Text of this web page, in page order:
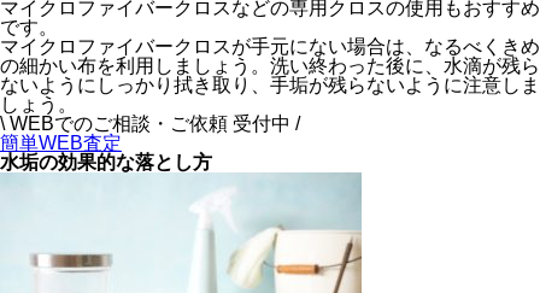
マイクロファイバークロスなどの専用クロスの使用もおすすめ
です。
マイクロファイバークロスが手元にない場合は、なるべくきめ
の細かい布を利用しましょう。洗い終わった後に、水滴が残ら
ないようにしっかり拭き取り、手垢が残らないように注意しま
しょう。
\ WEBでのご相談・ご依頼 受付中 /
簡単WEB査定
水垢の効果的な落とし方